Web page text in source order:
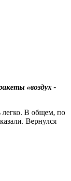
«воздух -
легко. В общем, по
Вернулся